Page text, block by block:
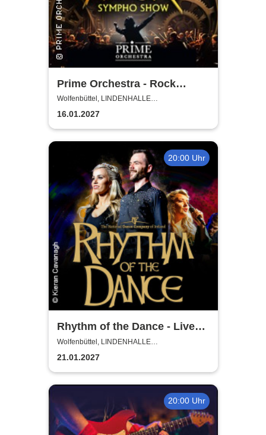
Prime Orchestra - Rock
Sympho Show
Wolfenbüttel, LINDENHALLE
WOLFENBÜTTEL
16.01.2027
20:00 Uhr
Rhythm of the Dance - Live
2027
Wolfenbüttel, LINDENHALLE
WOLFENBÜTTEL
21.01.2027
20:00 Uhr